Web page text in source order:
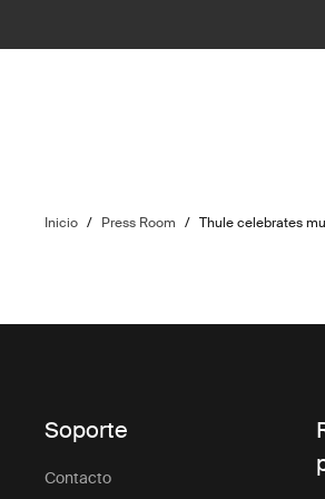
Inicio / Press Room / Thule celebrates
Soporte
Contacto